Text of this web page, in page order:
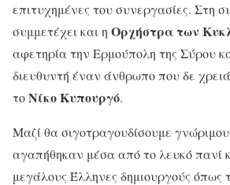
επιτυχημένες του συνεργασίες. Στη
συμμετέχει και η Ορχήστρα των
αφετηρία την Ερμούπολη της Σύρου
διευθυντή έναν άνθρωπο που δε
τοΝίκο Κυπουργό.
Μαζί θα σιγοτραγουδίσουμε
αγαπήθηκαν μέσα από το λευκό πανί
μεγάλους Έλληνες δημιουργούς όπως